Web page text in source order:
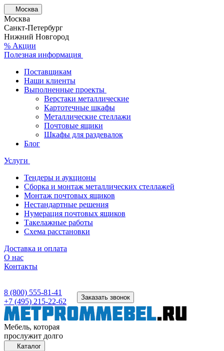
Москва
Москва
Санкт-Петербург
Нижний Новгород
% Акции
Полезная информация
Поставщикам
Наши клиенты
Выполненные проекты
Верстаки металлические
Картотечные шкафы
Металлические стеллажи
Почтовые ящики
Шкафы для раздевалок
Блог
Услуги
Тендеры и аукционы
Сборка и монтаж металлических стеллажей
Монтаж почтовых ящиков
Нестандартные решения
Нумерация почтовых ящиков
Такелажные работы
Схема расстановки
Доставка и оплата
О нас
Контакты
8 (800) 555-81-41
+7 (495) 215-22-62
Заказать звонок
Мебель, которая
прослужит долго
Каталог